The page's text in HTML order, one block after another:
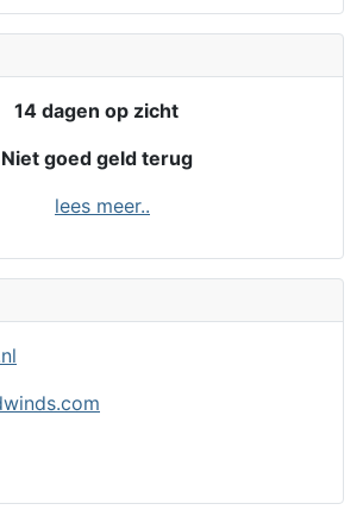
14 dagen op zicht
Niet goed geld terug
lees meer..